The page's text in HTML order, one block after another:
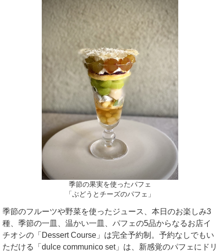
季節の果実を使ったパフェ
「ぶどうとチーズのパフェ」
季節のフルーツや野菜を使ったジュース、本日のお楽しみ3
種、季節の一皿、温かい一皿、パフェの5品からなるお店イ
チオシの「Dessert Course」は完全予約制。予約なしでもい
ただける「dulce communico set」は、新感覚のパフェにドリ